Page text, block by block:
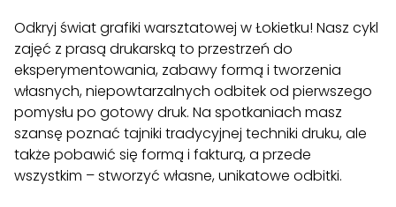
Nasze zajęcia
Harmonogram
Cykle
Zapisy
Projekty
Odkryj świat grafiki warsztatowej w Łokietku! Nasz cykl
zajęć z prasą drukarską to przestrzeń do
eksperymentowania, zabawy formą i tworzenia
własnych, niepowtarzalnych odbitek od pierwszego
pomysłu po gotowy druk. Na spotkaniach masz
szansę poznać tajniki tradycyjnej techniki druku, ale
także pobawić się formą i fakturą, a przede
wszystkim – stworzyć własne, unikatowe odbitki.